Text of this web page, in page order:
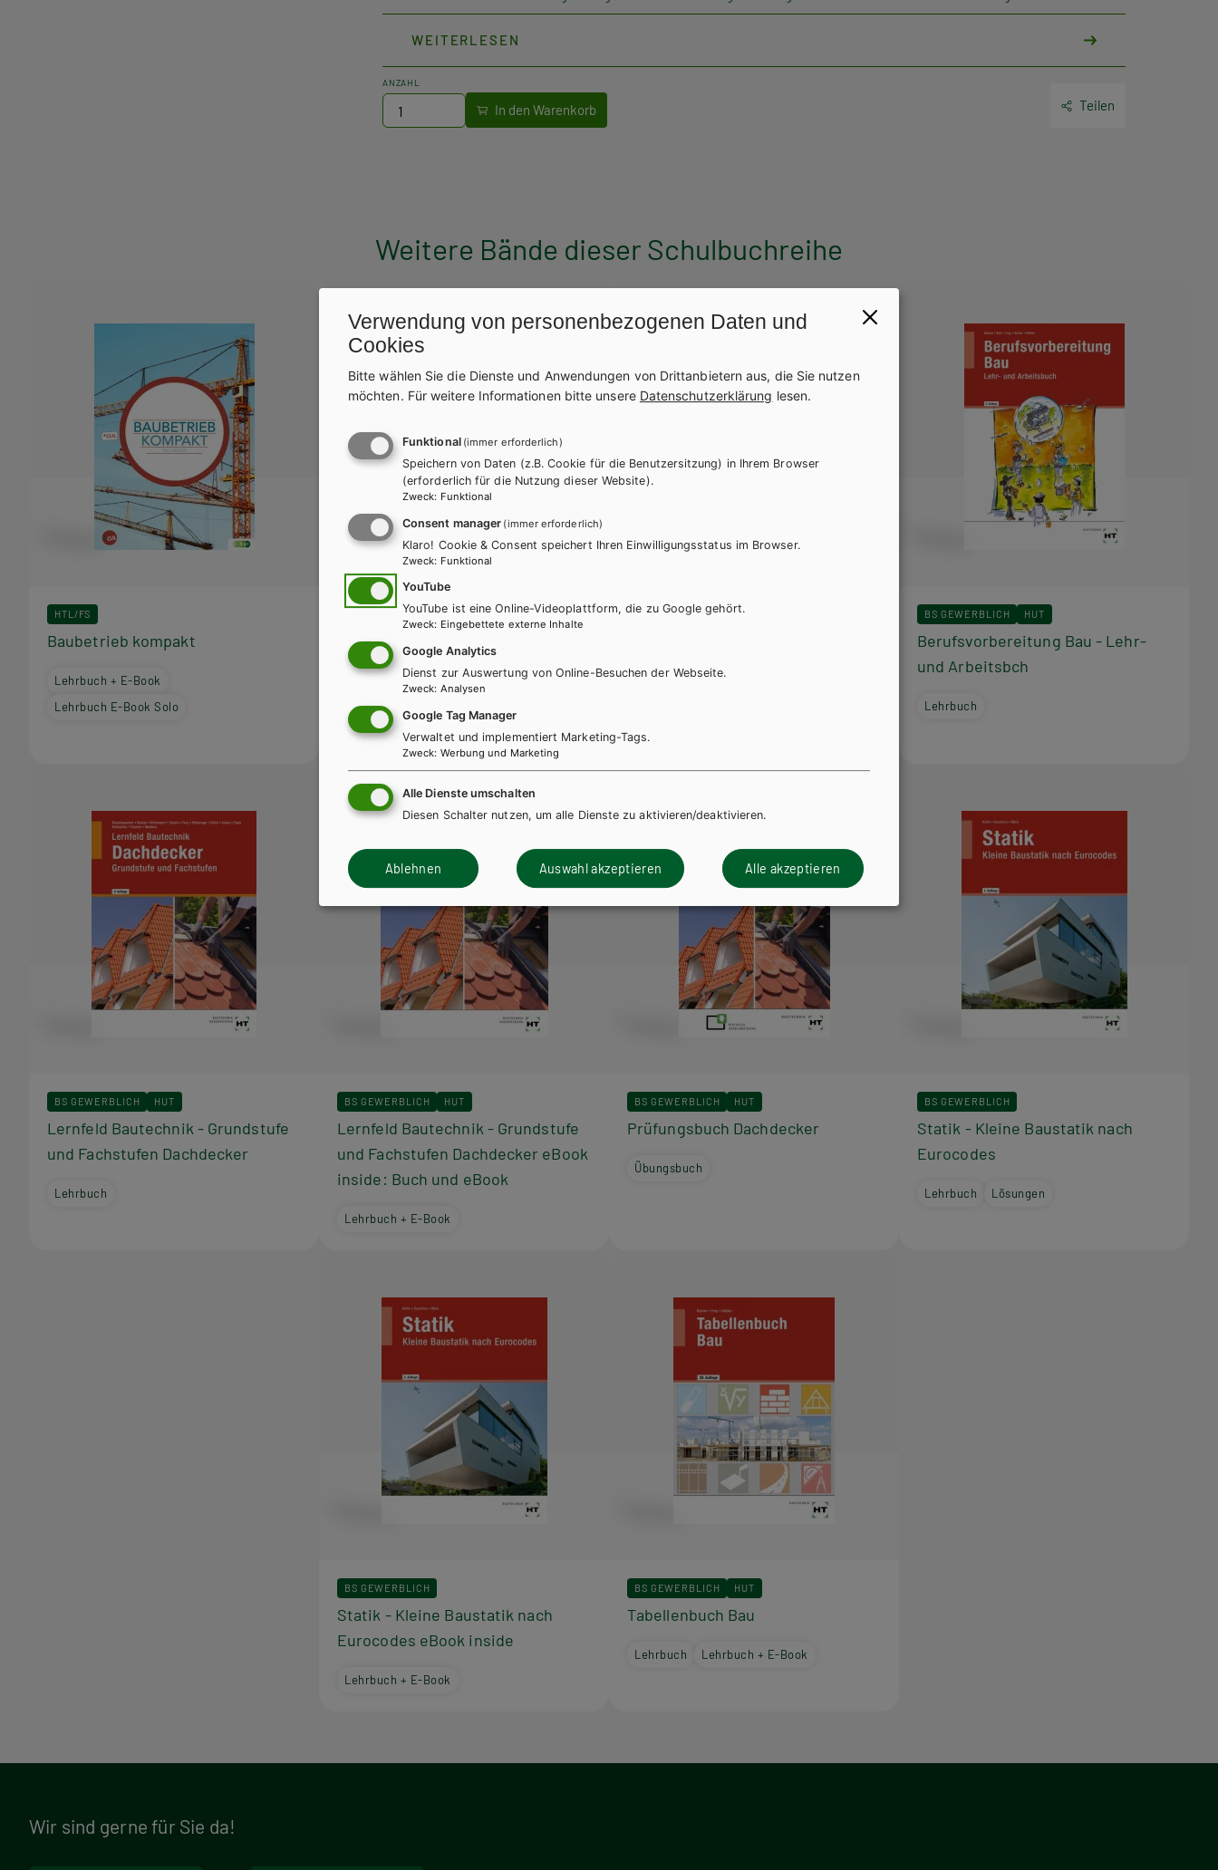
WEITERLESEN
ANZAHL
Teilen
Weitere Bände dieser Schulbuchreihe
HTL/FS
Baubetrieb kompakt
Lehrbuch + E-Book
Lehrbuch E-Book Solo
Bautechnik: Darstellung und
Gestaltung
Lehrbuch + E-Book
Lehrbuch E-Book Solo
HTL/FS
Lehrbuch
BS GEWERBLICH HUT
Berufsvorbereitung Bau - Lehr-
und Arbeitsbch
Lehrbuch
BS GEWERBLICH HUT
Lernfeld Bautechnik - Grundstufe
und Fachstufen Dachdecker
Lehrbuch
BS GEWERBLICH HUT
Lernfeld Bautechnik - Grundstufe
und Fachstufen Dachdecker eBook
inside: Buch und eBook
Lehrbuch + E-Book
BS GEWERBLICH HUT
Prüfungsbuch Dachdecker
Übungsbuch
BS GEWERBLICH
Statik - Kleine Baustatik nach
Eurocodes
Lehrbuch Lösungen
BS GEWERBLICH
Statik - Kleine Baustatik nach
Eurocodes eBook inside
Lehrbuch + E-Book
BS GEWERBLICH HUT
Tabellenbuch Bau
Lehrbuch Lehrbuch + E-Book
Wir sind gerne für Sie da!
Verwendung von personenbezogenen Daten und
Cookies
Bitte wählen Sie die Dienste und Anwendungen von Drittanbietern aus, die Sie nutzen
möchten. Für weitere Informationen bitte unsere Datenschutzerklärung lesen.
Funktional (immer erforderlich)
Speichern von Daten (z.B. Cookie für die Benutzersitzung) in Ihrem Browser
(erforderlich für die Nutzung dieser Website).
Zweck: Funktional
Consent manager (immer erforderlich)
Klaro! Cookie & Consent speichert Ihren Einwilligungsstatus im Browser.
Zweck: Funktional
YouTube
YouTube ist eine Online-Videoplattform, die zu Google gehört.
Zweck: Eingebettete externe Inhalte
Google Analytics
Dienst zur Auswertung von Online-Besuchen der Webseite.
Zweck: Analysen
Google Tag Manager
Verwaltet und implementiert Marketing-Tags.
Zweck: Werbung und Marketing
Alle Dienste umschalten
Diesen Schalter nutzen, um alle Dienste zu aktivieren/deaktivieren.
Ablehnen Auswahl akzeptieren Alle akzeptieren